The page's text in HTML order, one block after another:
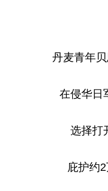
丹麦青年
在侵华日
选择打
庇护约